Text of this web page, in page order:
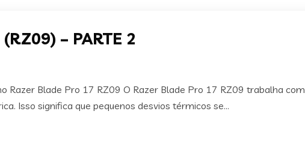
– PARTE 2
Razer Blade Pro 17 RZ09 O Razer Blade Pro 17 RZ09 trabalha com
Isso significa que pequenos desvios térmicos se...